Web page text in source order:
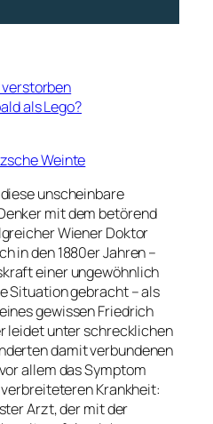
verstorben
als Lego?
Weinte
unscheinbare
mit dem betörend
Wiener Doktor
in den 1880er Jahren –
einer ungewöhnlich
Situation gebracht – als
gewissen Friedrich
leidet unter schrecklichen
damit verbundenen
allem das Symptom
Krankheit:
Arzt, der mit der